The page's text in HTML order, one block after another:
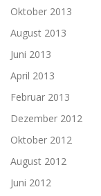
Oktober 2013
August 2013
Juni 2013
April 2013
Februar 2013
Dezember 2012
Oktober 2012
August 2012
Juni 2012